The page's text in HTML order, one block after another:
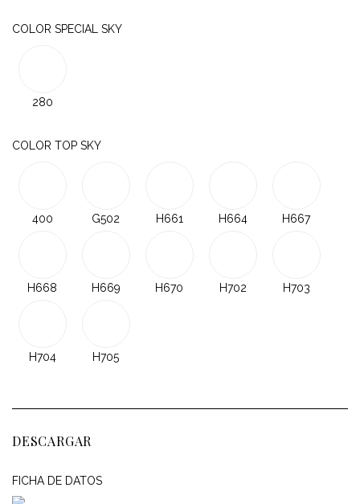
COLOR SPECIAL SKY
280
COLOR TOP SKY
400 G502 H661 H664 H667
H668 H669 H670 H702 H703
H704 H705
DESCARGAR
FICHA DE DATOS